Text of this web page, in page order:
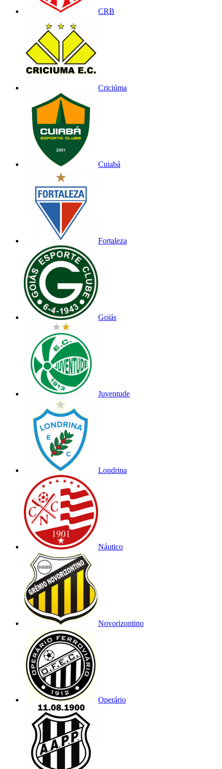
CRB
Criciúma
Cuiabá
Fortaleza
Goiás
Juventude
Londrina
Náutico
Novorizontino
Operário